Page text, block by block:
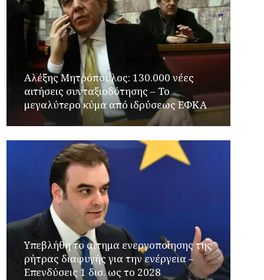
Αλέξης Μητρόπουλος: 130.000 νέες
αιτήσεις συνταξιοδότησης – Το
μεγαλύτερο κύμα από ιδρύσεως ΕΦΚΑ
Υπεβλήθη το αίτημα ενεργοποίησης της
ρήτρας διαφυγής για την ενέργεια –
Επενδύσεις 1 δισ. ως το 2028